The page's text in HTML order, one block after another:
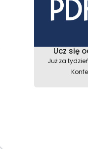
Ucz się
Już za